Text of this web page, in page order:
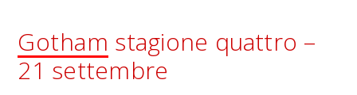
Gotham stagione quattro –
21 settembre